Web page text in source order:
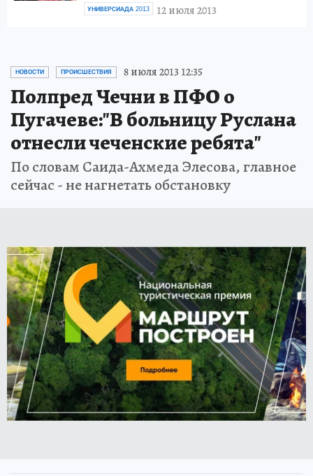
12 июля 2013
УНИВЕРСИАДА 2013
НОВОСТИ ПРОИСШЕСТВИЯ 8 июля 2013 12:35
Полпред Чечни в ПФО о
Пугачеве:"В больницу Руслана
отнесли чеченские ребята"
По словам Саида-Ахмеда Элесова, главное
сейчас - не нагнетать обстановку